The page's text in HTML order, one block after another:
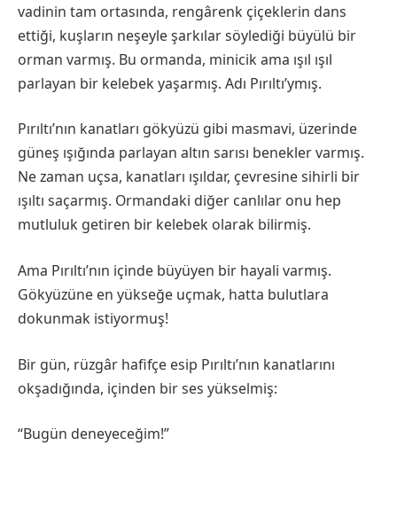
vadinin tam ortasında, rengârenk çiçeklerin dans
ettiği, kuşların neşeyle şarkılar söylediği büyülü bir
orman varmış. Bu ormanda, minicik ama ışıl ışıl
parlayan bir kelebek yaşarmış. Adı Pırıltı’ymış.
Pırıltı’nın kanatları gökyüzü gibi masmavi, üzerinde
güneş ışığında parlayan altın sarısı benekler varmış.
Ne zaman uçsa, kanatları ışıldar, çevresine sihirli bir
ışıltı saçarmış. Ormandaki diğer canlılar onu hep
mutluluk getiren bir kelebek olarak bilirmiş.
Ama Pırıltı’nın içinde büyüyen bir hayali varmış.
Gökyüzüne en yükseğe uçmak, hatta bulutlara
dokunmak istiyormuş!
Bir gün, rüzgâr hafifçe esip Pırıltı’nın kanatlarını
okşadığında, içinden bir ses yükselmiş:
“Bugün deneyeceğim!”